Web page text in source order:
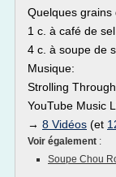
Quelques grains
1 c. à café de sel
4 c. à soupe de
Musique:
Strolling
YouTube Music
→ 8 Vidéos (et
Voir également :
Soupe Chou